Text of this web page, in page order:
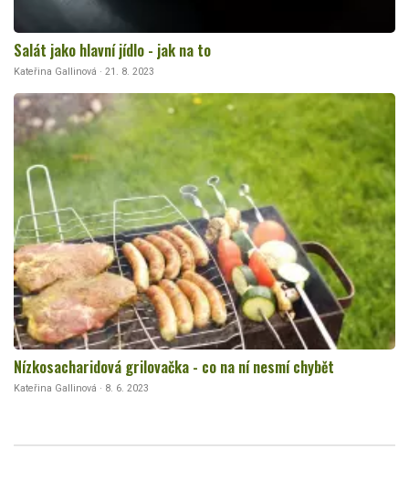
Salát jako hlavní jídlo - jak na to
Kateřina Gallinová · 21. 8. 2023
Nízkosacharidová grilovačka - co na ní nesmí chybět
Kateřina Gallinová · 8. 6. 2023